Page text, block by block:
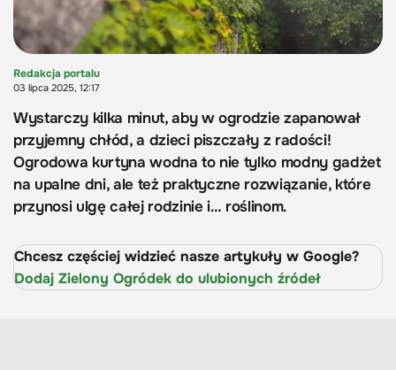
Redakcja portalu
03 lipca 2025, 12:17
Wystarczy kilka minut, aby w ogrodzie zapanował
przyjemny chłód, a dzieci piszczały z radości!
Ogrodowa kurtyna wodna to nie tylko modny gadżet
na upalne dni, ale też praktyczne rozwiązanie, które
przynosi ulgę całej rodzinie i… roślinom.
Chcesz częściej widzieć nasze artykuły w Google?
Dodaj Zielony Ogródek do ulubionych źródeł